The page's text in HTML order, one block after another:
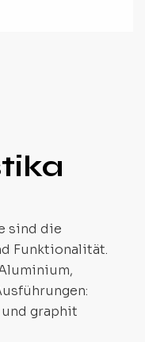
sind die
Funktionalität.
graphit